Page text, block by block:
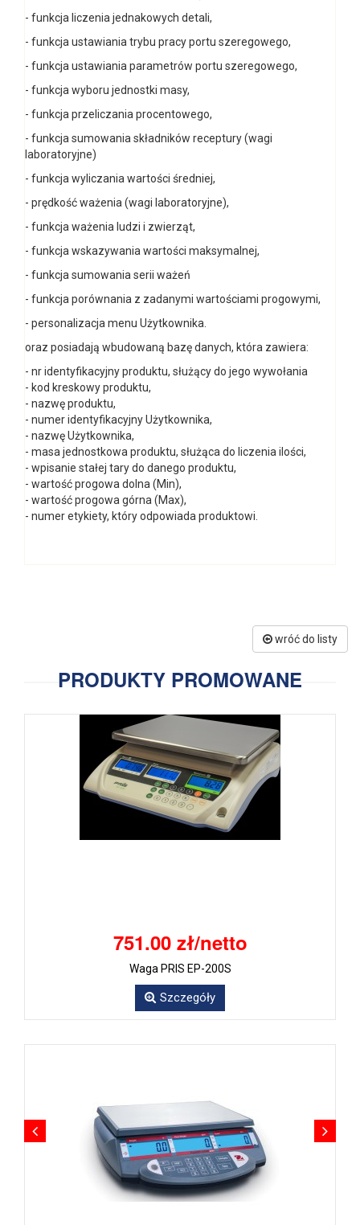
- funkcja liczenia jednakowych detali,
- funkcja ustawiania trybu pracy portu szeregowego,
- funkcja ustawiania parametrów portu szeregowego,
- funkcja wyboru jednostki masy,
- funkcja przeliczania procentowego,
- funkcja sumowania składników receptury (wagi
laboratoryjne)
- funkcja wyliczania wartości średniej,
- prędkość ważenia (wagi laboratoryjne),
- funkcja ważenia ludzi i zwierząt,
- funkcja wskazywania wartości maksymalnej,
- funkcja sumowania serii ważeń
- funkcja porównania z zadanymi wartościami progowymi,
- personalizacja menu Użytkownika.
oraz posiadają wbudowaną bazę danych, która zawiera:
- nr identyfikacyjny produktu, służący do jego wywołania
- kod kreskowy produktu,
- nazwę produktu,
- numer identyfikacyjny Użytkownika,
- nazwę Użytkownika,
- masa jednostkowa produktu, służąca do liczenia ilości,
- wpisanie stałej tary do danego produktu,
- wartość progowa dolna (Min),
- wartość progowa górna (Max),
- numer etykiety, który odpowiada produktowi.
wróć do listy
PRODUKTY PROMOWANE
751.00 zł/netto
Waga PRIS EP-200S
Szczegóły